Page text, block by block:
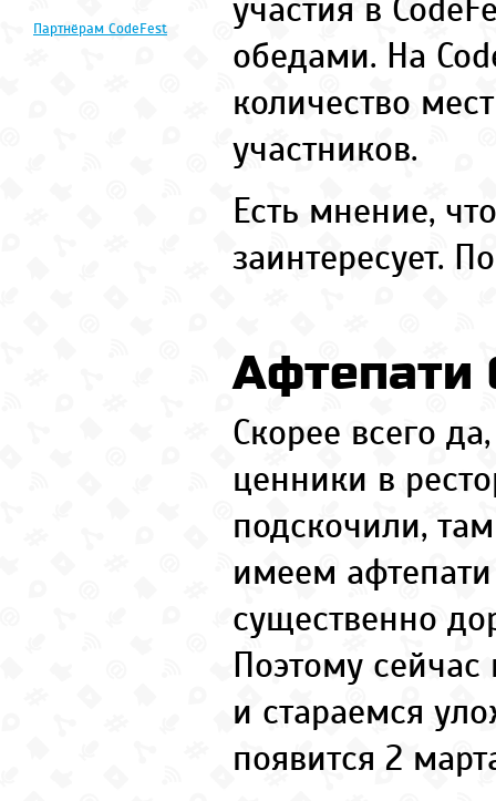
Партнёрам CodeFest
участия в
обедами. На
количество
участников.
Есть мнение,
заинтересует.
Афтепати
Скорее всего
ценники в
подскочили,
имеем
существенно
Поэтому
и стараемся
появится 2